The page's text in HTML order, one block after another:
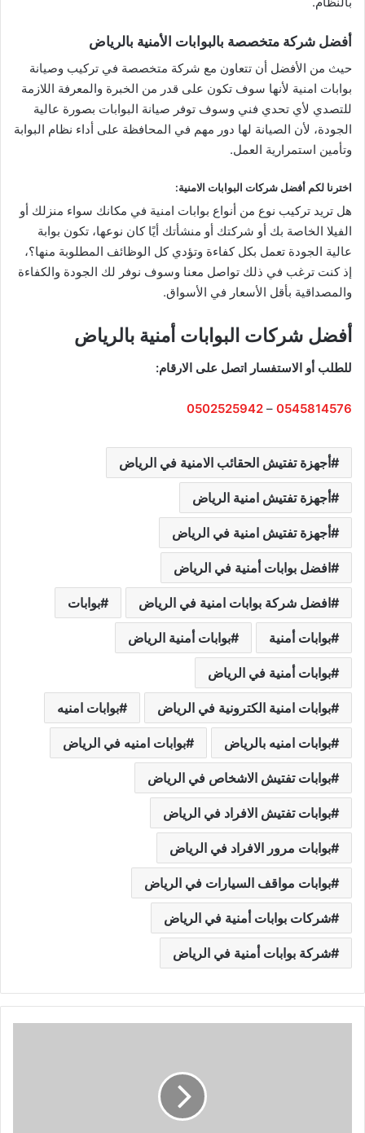
أفضل شركة متخصصة بالبوابات الأمنية بالرياض
حيث من الأفضل أن تتعاون مع شركة متخصصة في تركيب وصيانة
بوابات امنية لأنها سوف تكون على قدر من الخبرة والمعرفة اللازمة
للتصدي لأي تحدي فني وسوف توفر صيانة البوابات بصورة عالية
الجودة، لأن الصيانة لها دور مهم في المحافظة على أداء نظام البوابة
وتأمين استمرارية العمل.
اخترنا لكم أفضل شركات البوابات الامنية:
هل تريد تركيب نوع من أنواع بوابات امنية في مكانك سواء منزلك أو
الفيلا الخاصة بك أو شركتك أو منشأتك أيًا كان نوعها، تكون بوابة
عالية الجودة تعمل بكل كفاءة وتؤدي كل الوظائف المطلوبة منها؟،
إذ كنت ترغب في ذلك تواصل معنا وسوف نوفر لك الجودة والكفاءة
والمصداقية بأقل الأسعار في الأسواق.
أفضل شركات البوابات أمنية بالرياض
للطلب أو الاستفسار اتصل على الارقام:
0545814576
–
0502525942
أجهزة تفتيش الحقائب الامنية في الرياض
أجهزة تفتيش امنية الرياض
أجهزة تفتيش امنية في الرياض
افضل بوابات أمنية في الرياض
افضل شركة بوابات امنية في الرياض بوابات
بوابات أمنية بوابات أمنية الرياض
بوابات أمنية في الرياض
بوابات امنية الكترونية في الرياض بوابات امنيه
بوابات امنيه بالرياض بوابات امنيه في الرياض
بوابات تفتيش الاشخاص في الرياض
بوابات تفتيش الافراد في الرياض
بوابات مرور الافراد في الرياض
بوابات مواقف السيارات في الرياض
شركات بوابات أمنية في الرياض
شركة بوابات أمنية في الرياض